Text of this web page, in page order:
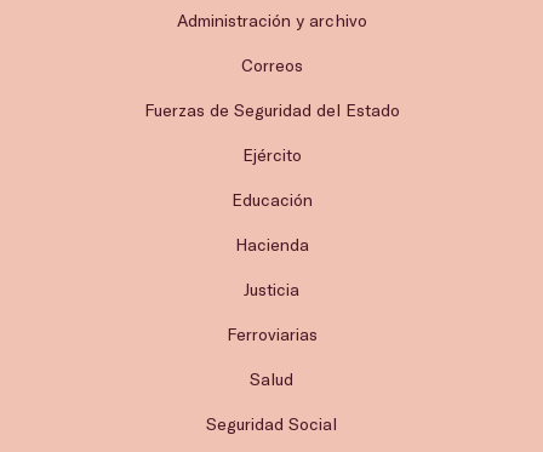
Administración y archivo
Correos
Fuerzas de Seguridad del Estado
Ejército
Educación
Hacienda
Justicia
Ferroviarias
Salud
Seguridad Social